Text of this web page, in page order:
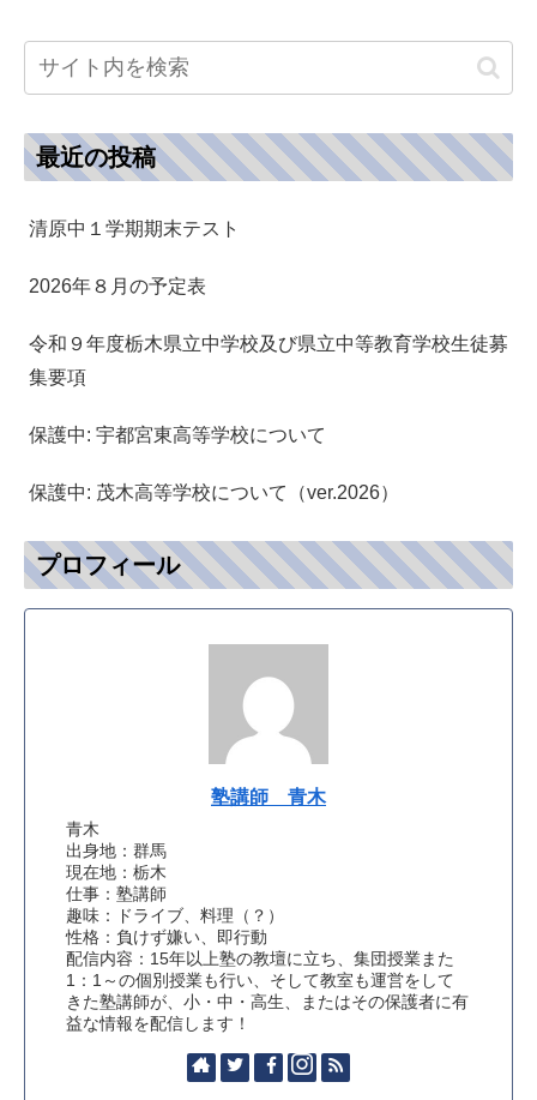
最近の投稿
清原中１学期期末テスト
2026年８月の予定表
令和９年度栃木県立中学校及び県立中等教育学校生徒募
集要項
保護中: 宇都宮東高等学校について
保護中: 茂木高等学校について（ver.2026）
プロフィール
塾講師 青木
青木
出身地：群馬
現在地：栃木
仕事：塾講師
趣味：ドライブ、料理（？）
性格：負けず嫌い、即行動
配信内容：15年以上塾の教壇に立ち、集団授業また
1：1～の個別授業も行い、そして教室も運営をして
きた塾講師が、小・中・高生、またはその保護者に有
益な情報を配信します！